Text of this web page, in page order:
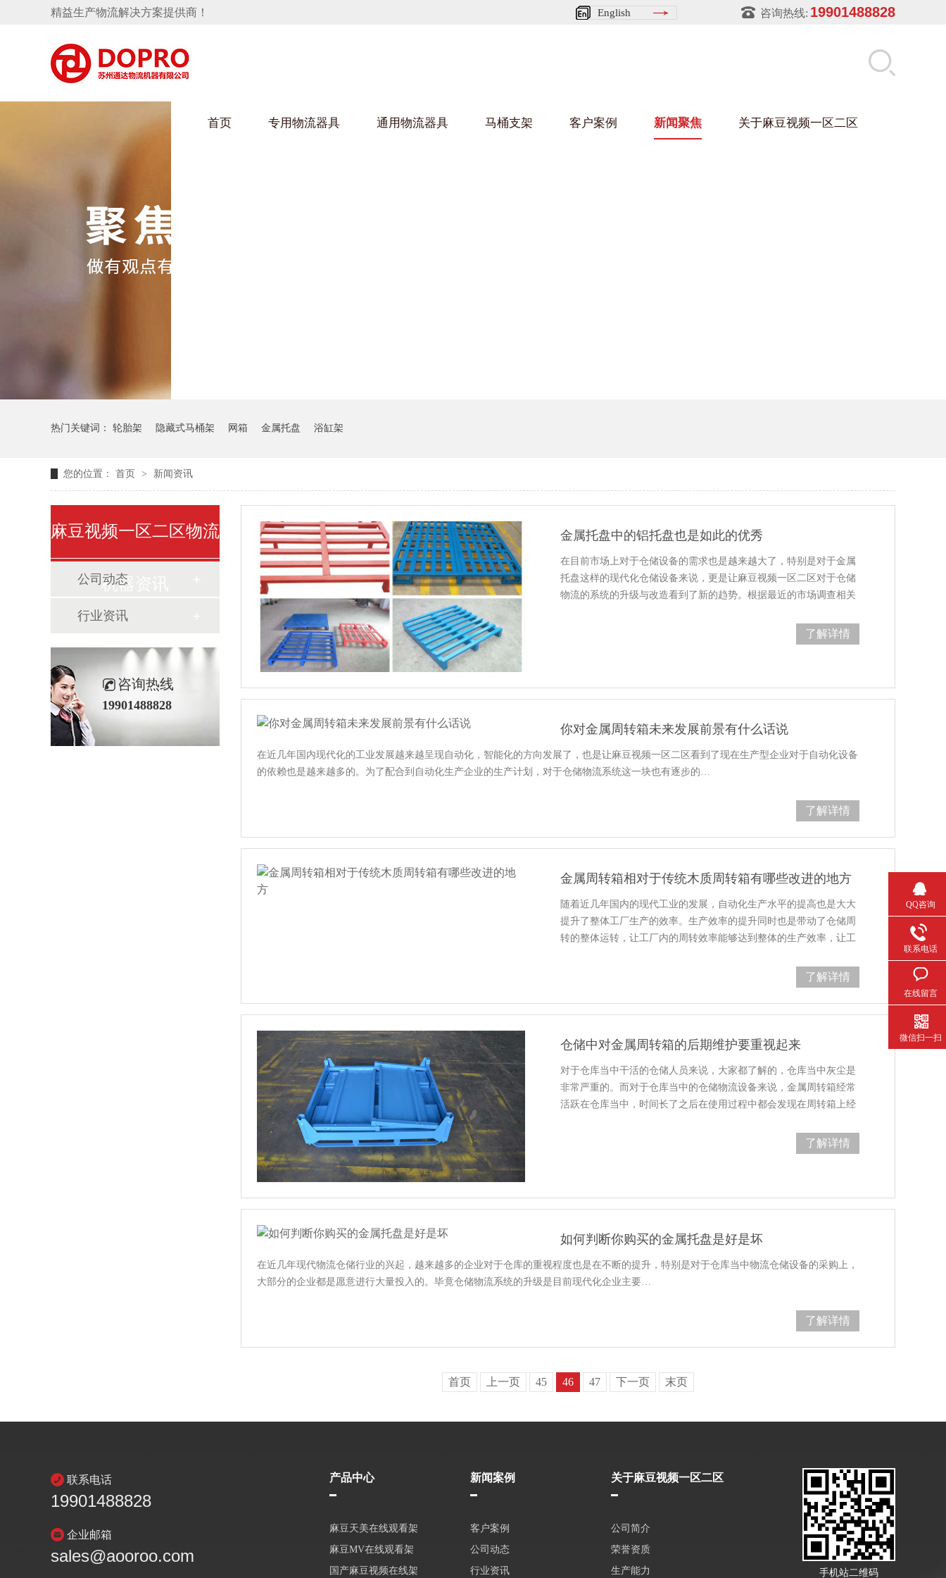
咨询热线: 19901488828
English
精益生产物流解决方案提供商！
首页 专用物流器具
变速箱托盘 保险杠料架
转向机料架
消声器料架
通用物流器具
手推车
马桶支架 客户案例
汽车行业
新闻聚焦 关于麻豆视频一区二区
热门关键词： 轮胎架 隐藏式马桶架 网箱 金属托盘 浴缸架
您的位置： 首页 > 新闻资讯
金属托盘中的铝托盘也是如此的优秀
在目前市场上对于仓储设备的需求也是越来越大了，特别是对于金属
托盘这样的现代化仓储设备来说，更是让麻豆视频一区二区对于仓储
物流的系统的升级与改造看到了新的趋势。根据最近的市场调查相关
了解详情
你对金属周转箱未来发展前景有什么话说
在近几年国内现代化的工业发展越来越呈现自动化，智能化的方向发展了，也是让麻豆视频一区二区看到了现在生产型企业对于自动化设备
的依赖也是越来越多的。为了配合到自动化生产企业的生产计划，对于仓储物流系统这一块也有逐步的…
了解详情
金属周转箱相对于传统木质周转箱有哪些改进的地方
随着近几年国内的现代工业的发展，自动化生产水平的提高也是大大
提升了整体工厂生产的效率。生产效率的提升同时也是带动了仓储周
转的整体运转，让工厂内的周转效率能够达到整体的生产效率，让工
了解详情
仓储中对金属周转箱的后期维护要重视起来
对于仓库当中干活的仓储人员来说，大家都了解的，仓库当中灰尘是
非常严重的。而对于仓库当中的仓储物流设备来说，金属周转箱经常
活跃在仓库当中，时间长了之后在使用过程中都会发现在周转箱上经
了解详情
如何判断你购买的金属托盘是好是坏
在近几年现代物流仓储行业的兴起，越来越多的企业对于仓库的重视程度也是在不断的提升，特别是对于仓库当中物流仓储设备的采购上，
大部分的企业都是愿意进行大量投入的。毕竟仓储物流系统的升级是目前现代化企业主要…
了解详情
首页 上一页 45 46 47 下一页 末页
麻豆视频一区二区物流
机器资讯
公司动态
行业资讯
咨询热线
19901488828
联系电话
19901488828
企业邮箱
sales@aooroo.com
产品中心
麻豆天美在线观看架
麻豆MV在线观看架
国产麻豆视频在线架
新闻案例
客户案例
公司动态
行业资讯
关于麻豆视频一区二区
公司简介
荣誉资质
生产能力
手机站二维码
QQ咨询
联系电话
在线留言
微信扫一扫